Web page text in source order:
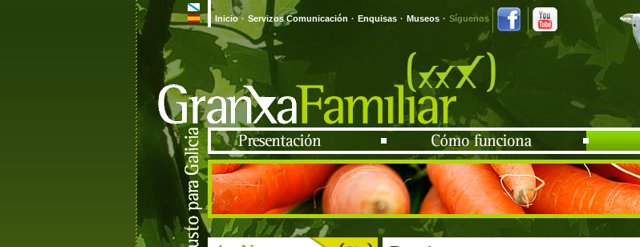
Inicio · Servizos Comunicación · Enquisas · Museos · Síguenos